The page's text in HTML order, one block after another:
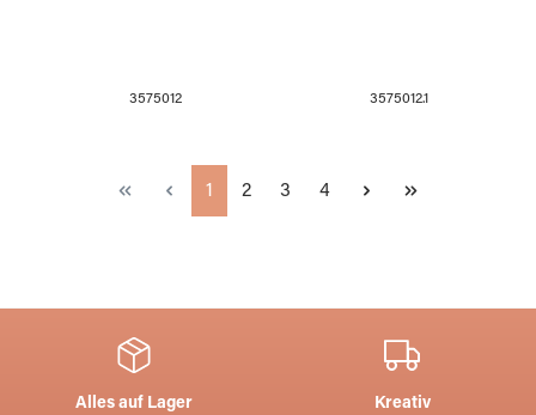
3575012 3575012.1
Seite
1 Seite
2 Seite
3 Seite
4
Alles auf Lager
Kreativ